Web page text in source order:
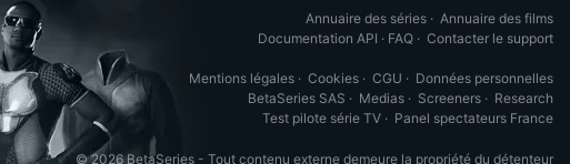
Annuaire des séries · Annuaire des films
Documentation API · FAQ · Contacter le support
Mentions légales · Cookies · CGU · Données personnelles
BetaSeries SAS · Medias · Screeners · Research
Test pilote série TV · Panel spectateurs France
© 2026 BetaSeries - Tout contenu externe demeure la propriété du détenteur